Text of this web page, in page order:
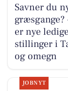
Savner du
græsgange?
er nye
stillinger i
og omegn
JOBNYT